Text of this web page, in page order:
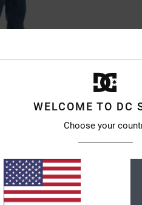
WELCOME TO DC
Choose your